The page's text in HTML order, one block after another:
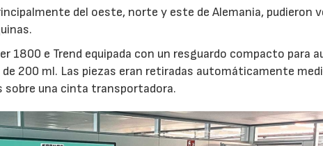
del oeste, norte y este de Alemania, pudieron
1800 e Trend equipada con un resguardo compacto para
200 ml. Las piezas eran retiradas automáticamente
una cinta transportadora.